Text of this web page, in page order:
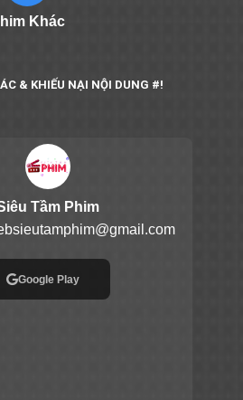
Khác
& KHIẾU NẠI NỘI DUNG #!
Tầm Phim
Google Play